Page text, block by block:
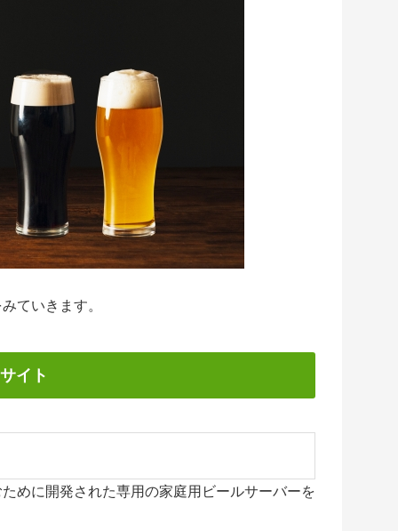
ていきます。
イト
めに開発された専用の家庭用ビールサーバーを